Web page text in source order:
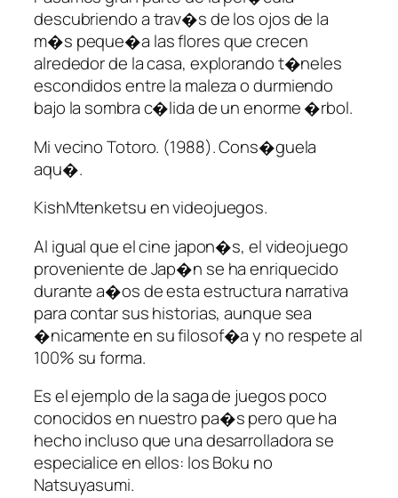
descubriendo a trav�s de los ojos de la
m�s peque�a las flores que crecen
alrededor de la casa, explorando t�neles
escondidos entre la maleza o durmiendo
bajo la sombra c�lida de un enorme �rbol.
Mi vecino Totoro. (1988). Cons�guela
aqu�.
KishMtenketsu en videojuegos.
Al igual que el cine japon�s, el videojuego
proveniente de Jap�n se ha enriquecido
durante a�os de esta estructura narrativa
para contar sus historias, aunque sea
�nicamente en su filosof�a y no respete al
100% su forma.
Es el ejemplo de la saga de juegos poco
conocidos en nuestro pa�s pero que ha
hecho incluso que una desarrolladora se
especialice en ellos: los Boku no
Natsuyasumi.